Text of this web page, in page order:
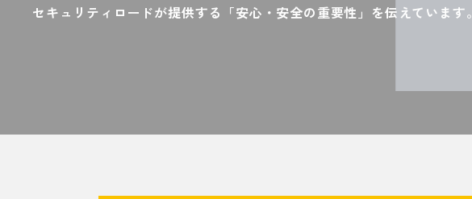
セキュリティロードが提供する「安心・安全の重要性」を伝えています。